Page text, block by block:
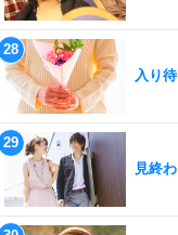
入り
見終